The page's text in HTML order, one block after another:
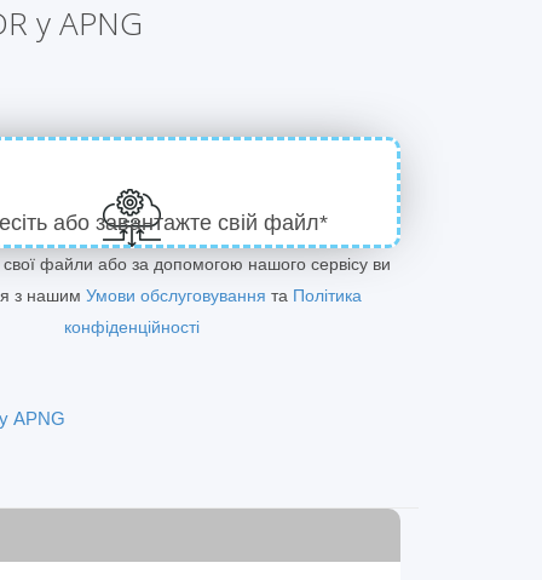
у APNG
або завантажте свій файл*
файли або за допомогою нашого сервісу ви
з нашим Умови обслуговування та Політика
конфіденційності
APNG